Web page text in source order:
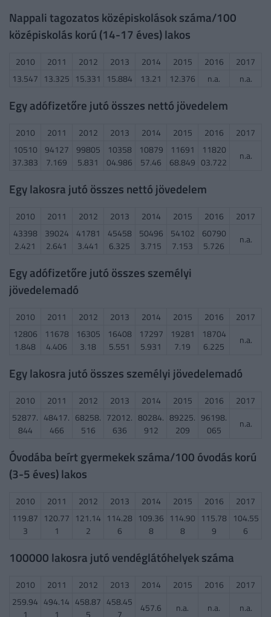
Nappali tagozatos középiskolások száma/100
középiskolás korú (14-17 éves) lakos
2010 2011 2012 2013 2014 2015 2016
2017
13.547 13.325 15.331 15.884 13.21 12.376 n.a. n.a.
Egy adófizetőre jutó összes nettó jövedelem
2010 2011 2012 2013 2014 2015 2016
2017
10510
37.383
94127
7.169
99805
5.831
10358
04.986
10879
57.46
11691
68.849
11820
03.722
n.a.
Egy lakosra jutó összes nettó jövedelem
2010 2011 2012 2013 2014 2015 2016
2017
43398
2.421
39024
2.641
41781
3.441
45458
6.325
50496
3.715
54102
7.153
60790
5.726
n.a.
Egy adófizetőre jutó összes személyi
jövedelemadó
2010 2011 2012 2013 2014 2015 2016
2017
12806
1.848
11678
4.406
16305
3.18
16408
5.551
17297
5.931
19281
7.19
18704
6.225
n.a.
Egy lakosra jutó összes személyi jövedelemadó
2010 2011 2012 2013 2014 2015 2016
2017
52877.
844
48417.
466
68258.
516
72012.
636
80284.
912
89225.
209
96198.
065
n.a.
Óvodába beírt gyermekek száma/100 óvodás korú
(3-5 éves) lakos
2010 2011 2012 2013 2014 2015 2016
2017
119.87
3
120.77
1
121.14
2
114.28
6
109.36
8
114.90
8
115.78
9
104.55
6
100000 lakosra jutó vendéglátóhelyek száma
2010 2011 2012 2013 2014 2015 2016
2017
259.94
1
494.14
1
458.87
5
458.45
7
457.6 n.a. n.a. n.a.